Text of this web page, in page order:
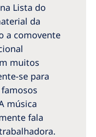
Lista do
da
a comovente
muitos
se para
música
fala